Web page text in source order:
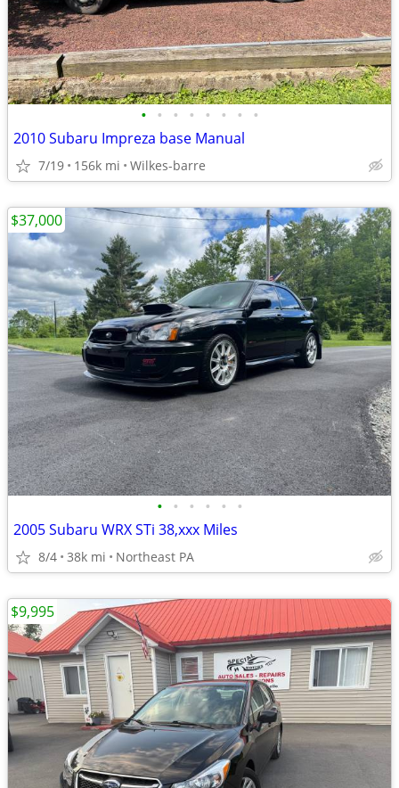
• • • • • • • •
2010 Subaru Impreza base Manual
7/19 156k mi Wilkes-barre
• • • • • •
2005 Subaru WRX STi 38,xxx Miles
8/4 38k mi Northeast PA
$37,000
$9,995